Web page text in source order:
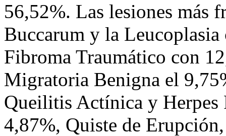
56,52%. Las lesiones más
Buccarum y la
Fibroma Traumático con
Migratoria Benigna el
Queilitis Actínica y Herpes
4,87%, Quiste de